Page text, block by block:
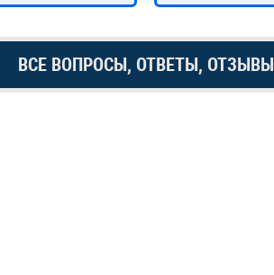
ВСЕ ВОПРОСЫ, ОТВЕТЫ, ОТЗЫВЫ